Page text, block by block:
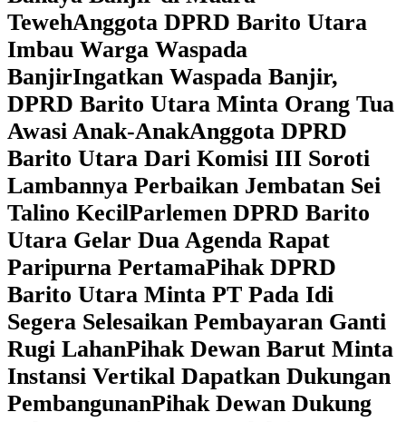
TewehAnggota DPRD Barito Utara
Imbau Warga Waspada
BanjirIngatkan Waspada Banjir,
DPRD Barito Utara Minta Orang Tua
Awasi Anak-AnakAnggota DPRD
Barito Utara Dari Komisi III Soroti
Lambannya Perbaikan Jembatan Sei
Talino KecilParlemen DPRD Barito
Utara Gelar Dua Agenda Rapat
Paripurna PertamaPihak DPRD
Barito Utara Minta PT Pada Idi
Segera Selesaikan Pembayaran Ganti
Rugi LahanPihak Dewan Barut Minta
Instansi Vertikal Dapatkan Dukungan
PembangunanPihak Dewan Dukung